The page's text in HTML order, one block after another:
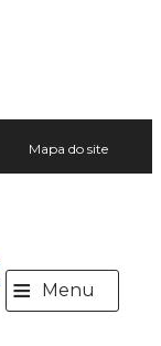
Mapa do site
≡ Menu